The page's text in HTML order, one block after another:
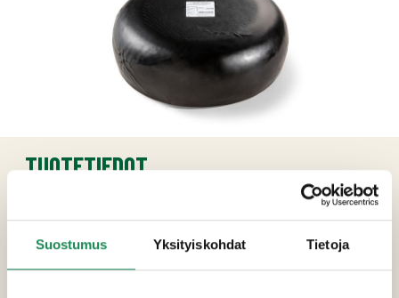
Suostumus Yksityiskohdat Tietoja
TUOTETIEDOT
Pastöroitu lehmänMAITO, suola, hapate,